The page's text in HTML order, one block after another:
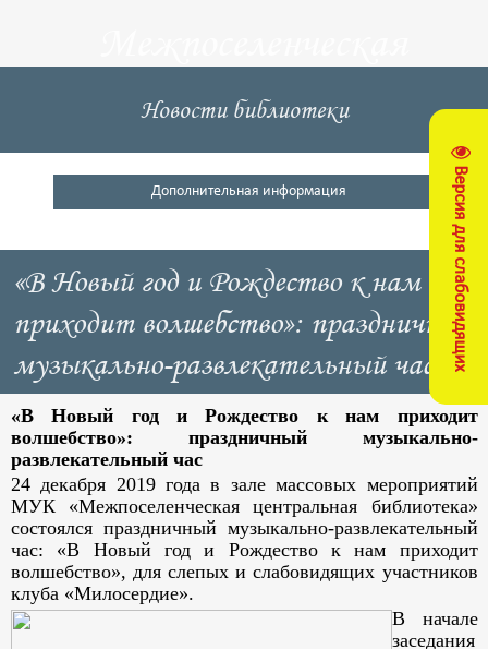
Версия для слабовидящих
центральная
библиотека
Кущевский район
Новости библиотеки
Дополнительная информация
«В Новый год и Рождество к нам
приходит волшебство»: праздничный
музыкально-развлекательный час
«В Новый год и Рождество к нам приходит
волшебство»: праздничный музыкально-
развлекательный час
24 декабря 2019 года в зале массовых мероприятий
МУК «Межпоселенческая центральная библиотека»
состоялся праздничный музыкально-развлекательный
час: «В Новый год и Рождество к нам приходит
волшебство», для слепых и слабовидящих участников
клуба «Милосердие».
В начале
заседания